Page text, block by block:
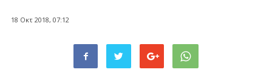
18 Οκτ 2018, 07:12